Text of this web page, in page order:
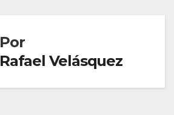
Por
Rafael Velásquez